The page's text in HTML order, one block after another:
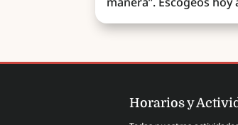
Horarios y